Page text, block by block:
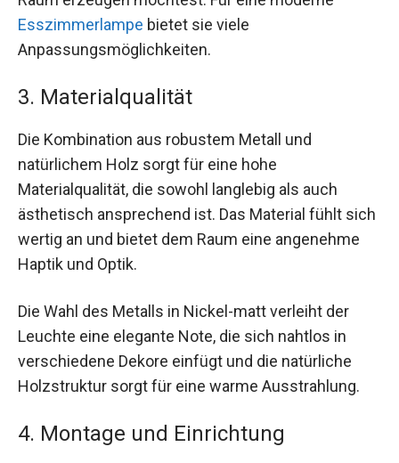
Esszimmerlampe bietet sie viele
Anpassungsmöglichkeiten.
3. Materialqualität
Die Kombination aus robustem Metall und
natürlichem Holz sorgt für eine hohe
Materialqualität, die sowohl langlebig als auch
ästhetisch ansprechend ist. Das Material fühlt sich
wertig an und bietet dem Raum eine angenehme
Haptik und Optik.
Die Wahl des Metalls in Nickel-matt verleiht der
Leuchte eine elegante Note, die sich nahtlos in
verschiedene Dekore einfügt und die natürliche
Holzstruktur sorgt für eine warme Ausstrahlung.
4. Montage und Einrichtung